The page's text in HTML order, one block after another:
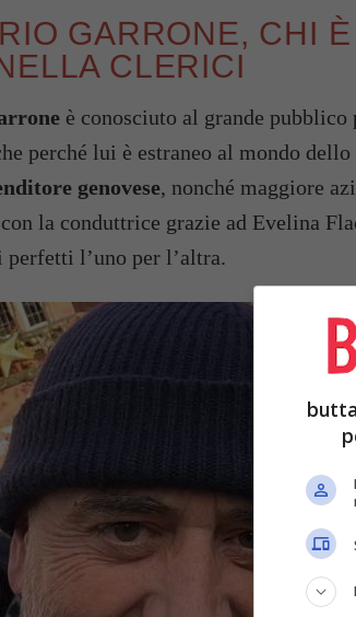
GARRONE, CHI
CLERICI
è conosciuto al grande
perché lui è estraneo al mondo dello
genovese, nonché maggiore
la conduttrice grazie ad Evelina
l’uno per l’altra.